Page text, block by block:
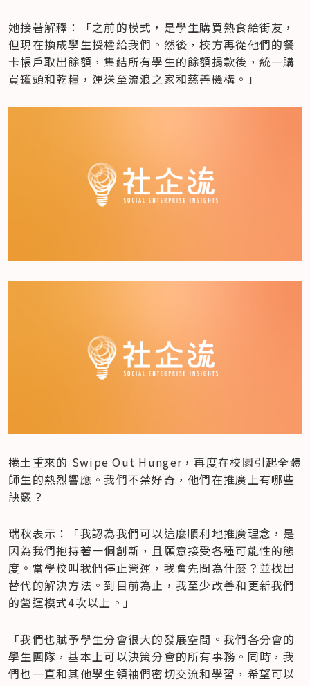
她接著解釋：「之前的模式，是學生購買熟食給街友，
但現在換成學生授權給我們。然後，校方再從他們的餐
卡帳戶取出餘額，集結所有學生的餘額捐款後，統一購
買罐頭和乾糧，運送至流浪之家和慈善機構。」
捲土重來的 Swipe Out Hunger，再度在校園引起全體
師生的熱烈響應。我們不禁好奇，他們在推廣上有哪些
訣竅？
瑞秋表示：「我認為我們可以這麼順利地推廣理念，是
因為我們抱持著一個創新，且願意接受各種可能性的態
度。當學校叫我們停止營運，我會先問為什麼？並找出
替代的解決方法。到目前為止，我至少改善和更新我們
的營運模式4次以上。」
「我們也賦予學生分會很大的發展空間。我們各分會的
學生團隊，基本上可以決策分會的所有事務。同時，我
們也一直和其他學生領袖們密切交流和學習，希望可以